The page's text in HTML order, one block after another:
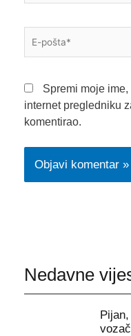
pošta*
Spremi moje
internet pregledniku
komentirao.
Nedavne